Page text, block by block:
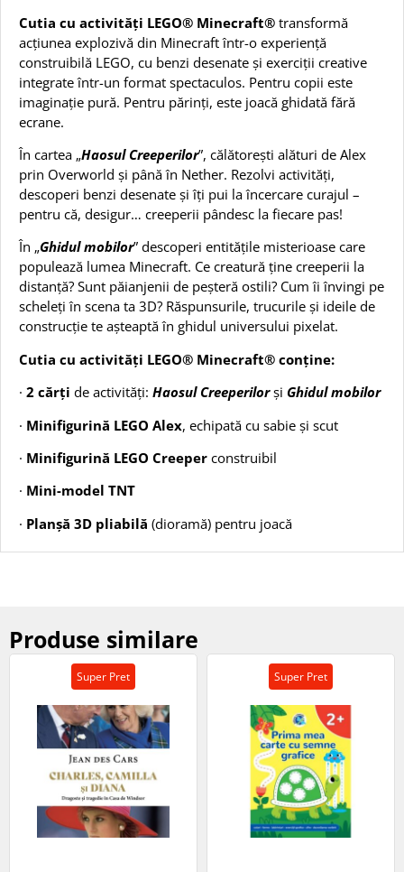
Cutia cu activități LEGO® Minecraft® transformă
acțiunea explozivă din Minecraft într-o experiență
construibilă LEGO, cu benzi desenate și exerciții creative
integrate într-un format spectaculos. Pentru copii este
imaginație pură. Pentru părinți, este joacă ghidată fără
ecrane.
În cartea „Haosul Creeperilor”, călătorești alături de Alex
prin Overworld și până în Nether. Rezolvi activități,
descoperi benzi desenate și îți pui la încercare curajul –
pentru că, desigur… creeperii pândesc la fiecare pas!
În „Ghidul mobilor” descoperi entitățile misterioase care
populează lumea Minecraft. Ce creatură ține creeperii la
distanță? Sunt păianjenii de peșteră ostili? Cum îi învingi pe
scheleți în scena ta 3D? Răspunsurile, trucurile și ideile de
construcție te așteaptă în ghidul universului pixelat.
Cutia cu activități LEGO® Minecraft® conține:
· 2 cărți de activități: Haosul Creeperilorși Ghidul mobilor
· Minifigurină LEGO Alex, echipată cu sabie și scut
· Minifigurină LEGO Creeper construibil
· Mini-model TNT
· Planșă 3D pliabilă (dioramă) pentru joacă
Produse similare
Super Pret Super Pret